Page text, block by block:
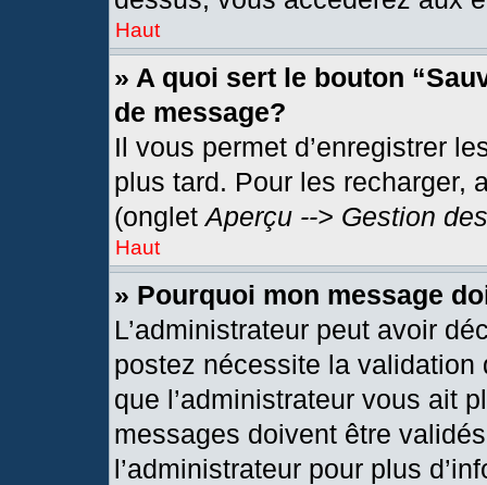
Haut
» A quoi sert le bouton
de message?
Il vous permet d’enregistrer
plus tard. Pour les recharger,
(ongletAperçu --> Gestion
Haut
» Pourquoi mon message
L’administrateur peut avoir
postez nécessite la
que l’administrateur vous ait
messages doivent être
l’administrateur pour plus